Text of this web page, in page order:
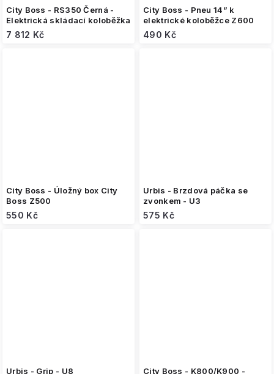
City Boss - RS350 Černá -
Elektrická skládací koloběžka
7 812 Kč
City Boss - Pneu 14” k
elektrické koloběžce Z600
490 Kč
City Boss - Úložný box City
Boss Z500
550 Kč
Urbis - Brzdová páčka se
zvonkem - U3
575 Kč
Urbis - Grip - U8 City Boss - K800/K900 -